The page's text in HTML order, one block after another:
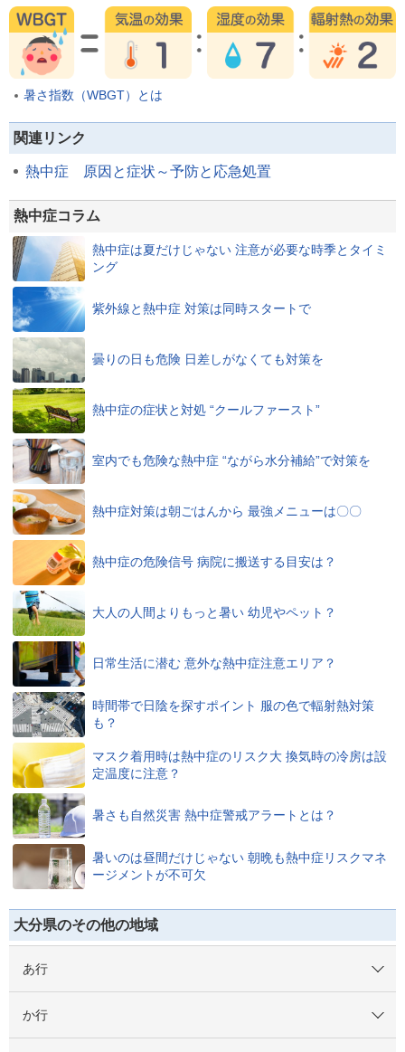
暑さ指数（WBGT）とは
関連リンク
熱中症 原因と症状～予防と応急処置
熱中症コラム
熱中症は夏だけじゃない 注意が必要な時季とタイミ
ング
紫外線と熱中症 対策は同時スタートで
曇りの日も危険 日差しがなくても対策を
熱中症の症状と対処 “クールファースト”
室内でも危険な熱中症 “ながら水分補給”で対策を
熱中症対策は朝ごはんから 最強メニューは〇〇
熱中症の危険信号 病院に搬送する目安は？
大人の人間よりもっと暑い 幼児やペット？
日常生活に潜む 意外な熱中症注意エリア？
時間帯で日陰を探すポイント 服の色で輻射熱対策
も？
マスク着用時は熱中症のリスク大 換気時の冷房は設
定温度に注意？
暑さも自然災害 熱中症警戒アラートとは？
暑いのは昼間だけじゃない 朝晩も熱中症リスクマネ
ージメントが不可欠
大分県のその他の地域
あ行
か行